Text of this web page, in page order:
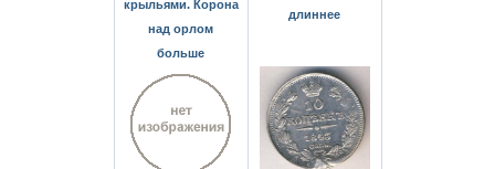
крыльями. Корона
над орлом
больше
длиннее